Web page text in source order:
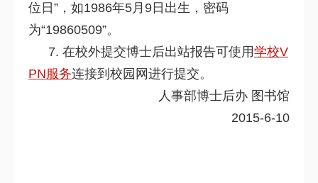
位日”，如1986年5月9日出生，密码
为“19860509”。
7. 在校外提交博士后出站报告可使用学校V
PN服务连接到校园网进行提交。
人事部博士后办 图书馆
2015-6-10